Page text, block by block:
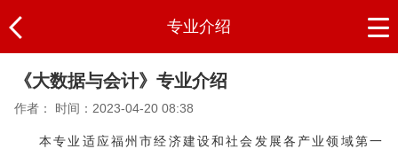
专业介绍
《大数据与会计》专业介绍
作者： 时间：2023-04-20 08:38
本专业适应福州市经济建设和社会发展各产业领域第一